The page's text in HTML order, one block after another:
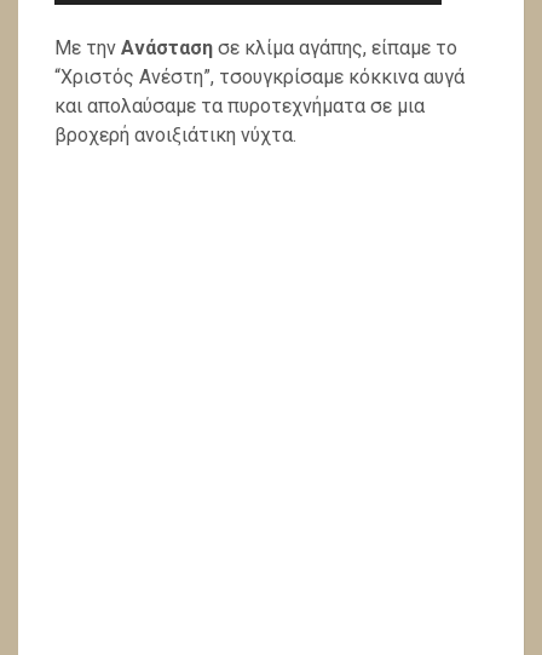
Με την Ανάσταση σε κλίμα αγάπης, είπαμε το
“Χριστός Ανέστη”, τσουγκρίσαμε κόκκινα αυγά
και απολαύσαμε τα πυροτεχνήματα σε μια
βροχερή ανοιξιάτικη νύχτα.